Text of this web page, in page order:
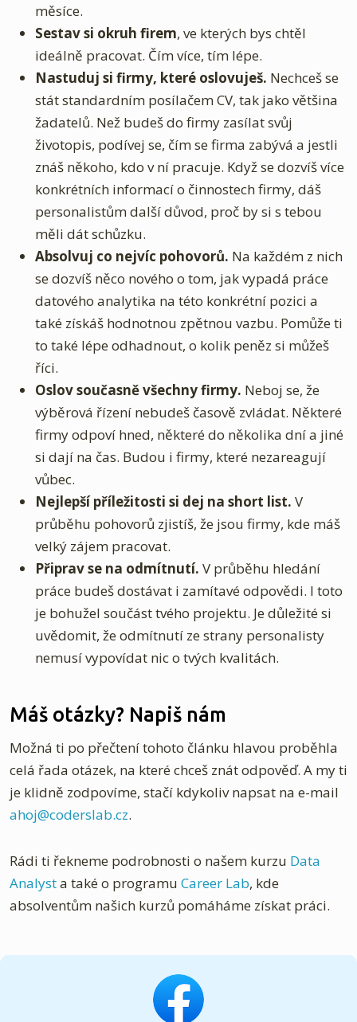
měsíce.
Sestav si okruh firem, ve kterých bys chtěl
ideálně pracovat. Čím více, tím lépe.
Nastuduj si firmy, které oslovuješ. Nechceš se
stát standardním posílačem CV, tak jako většina
žadatelů. Než budeš do firmy zasílat svůj
životopis, podívej se, čím se firma zabývá a jestli
znáš někoho, kdo v ní pracuje. Když se dozvíš více
konkrétních informací o činnostech firmy, dáš
personalistům další důvod, proč by si s tebou
měli dát schůzku.
Absolvuj co nejvíc pohovorů. Na každém z nich
se dozvíš něco nového o tom, jak vypadá práce
datového analytika na této konkrétní pozici a
také získáš hodnotnou zpětnou vazbu. Pomůže ti
to také lépe odhadnout, o kolik peněz si můžeš
říci.
Oslov současně všechny firmy. Neboj se, že
výběrová řízení nebudeš časově zvládat. Některé
firmy odpoví hned, některé do několika dní a jiné
si dají na čas. Budou i firmy, které nezareagují
vůbec.
Nejlepší příležitosti si dej na short list. V
průběhu pohovorů zjistíš, že jsou firmy, kde máš
velký zájem pracovat.
Připrav se na odmítnutí. V průběhu hledání
práce budeš dostávat i zamítavé odpovědi. I toto
je bohužel součást tvého projektu. Je důležité si
uvědomit, že odmítnutí ze strany personalisty
nemusí vypovídat nic o tvých kvalitách.
Máš otázky? Napiš nám
Možná ti po přečtení tohoto článku hlavou proběhla
celá řada otázek, na které chceš znát odpověď. A my ti
je klidně zodpovíme, stačí kdykoliv napsat na e-mail
ahoj@coderslab.cz.
Rádi ti řekneme podrobnosti o našem kurzu Data
Analysta také o programu Career Lab, kde
absolventům našich kurzů pomáháme získat práci.